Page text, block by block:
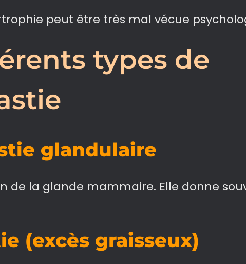
peut être très mal vécue
types de
glandulaire
de la glande mammaire. Elle donne
(excès graisseux)